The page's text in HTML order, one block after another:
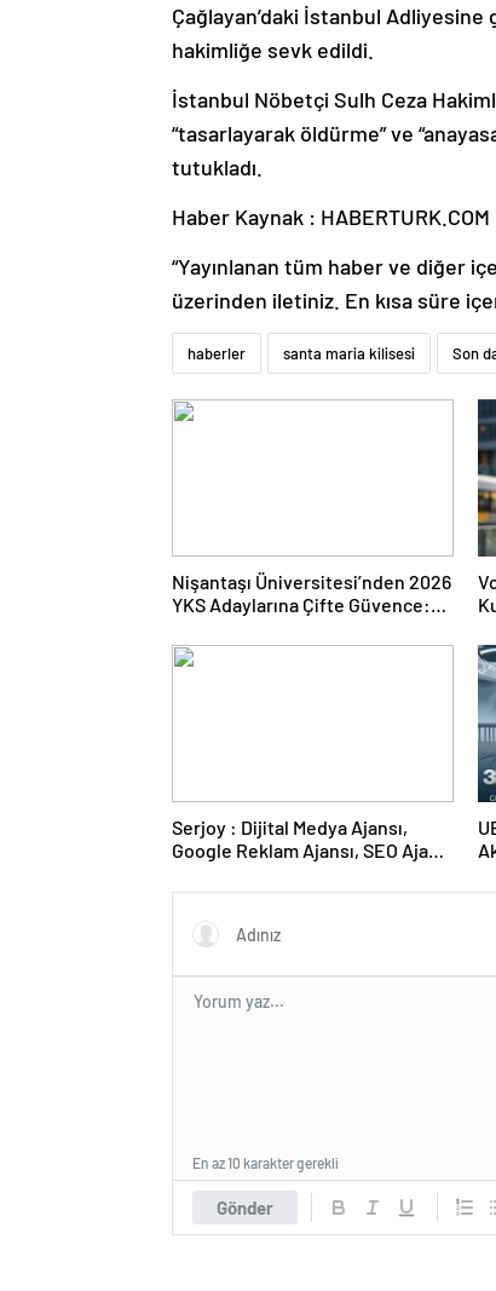
Çağlayan’daki İstanbul
hakimliğe sevk edildi.
İstanbul Nöbetçi Sulh Ceza
“tasarlayarak öldürme” ve
tutukladı.
Haber Kaynak : HABERTURK.COM
“Yayınlanan tüm haber ve diğer
üzerinden iletiniz. En kısa süre
haberler santa maria kilisesi Son
Nişantaşı Üniversitesi’nden 2026
YKS Adaylarına Çifte Güvence:
Serjoy : Dijital Medya Ajansı,
Google Reklam Ajansı, SEO Ajansı
Gönder
En az 10 karakter gerekli